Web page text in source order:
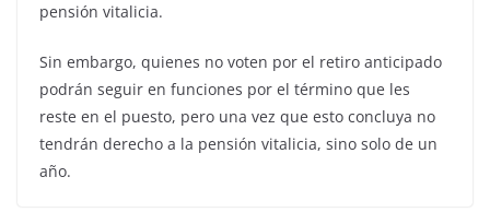
pensión vitalicia.
Sin embargo, quienes no voten por el retiro anticipado
podrán seguir en funciones por el término que les
reste en el puesto, pero una vez que esto concluya no
tendrán derecho a la pensión vitalicia, sino solo de un
año.